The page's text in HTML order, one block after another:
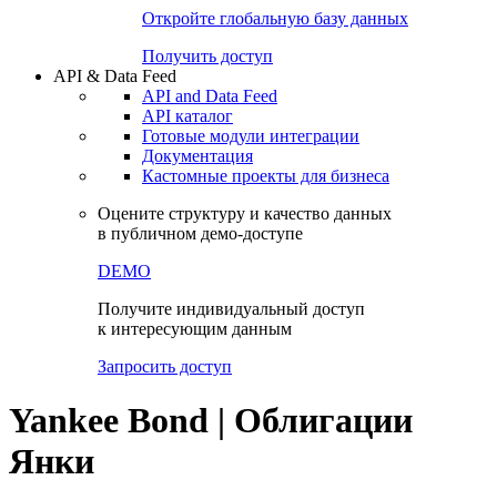
Откройте глобальную базу данных
Получить доступ
API & Data Feed
API and Data Feed
API каталог
Готовые модули интеграции
Документация
Кастомные проекты для бизнеса
Оцените структуру и качество данных
в публичном демо-доступе
DEMO
Получите индивидуальный доступ
к интересующим данным
Запросить доступ
Yankee Bond | Облигации
Янки